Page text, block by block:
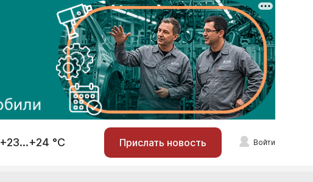
+23...+24 °С Прислать новость Войти